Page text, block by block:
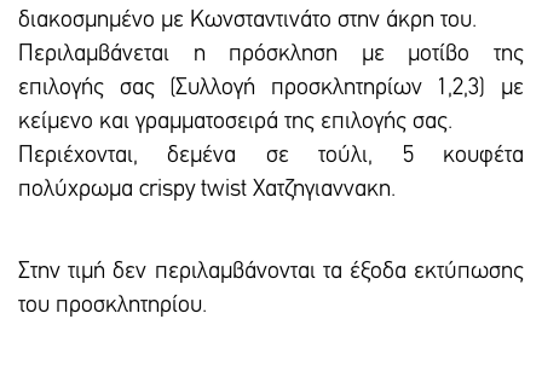
διακοσμημένο με Κωνσταντινάτο στην άκρη του.
Περιλαμβάνεται η πρόσκληση με μοτίβο της
επιλογής σας (Συλλογή προσκλητηρίων 1,2,3) με
κείμενο και γραμματοσειρά της επιλογής σας.
Περιέχονται, δεμένα σε τούλι, 5 κουφέτα
πολύχρωμα crispy twist Χατζηγιαννακη.
Στην τιμή δεν περιλαμβάνονται τα έξοδα εκτύπωσης
του προσκλητηρίου.